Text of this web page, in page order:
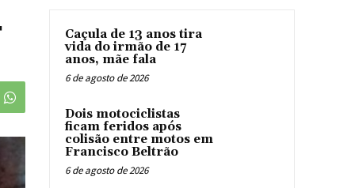
Caçula de 13 anos tira
vida do irmão de 17
anos, mãe fala
6 de agosto de 2026
Dois motociclistas
ficam feridos após
colisão entre motos em
Francisco Beltrão
6 de agosto de 2026